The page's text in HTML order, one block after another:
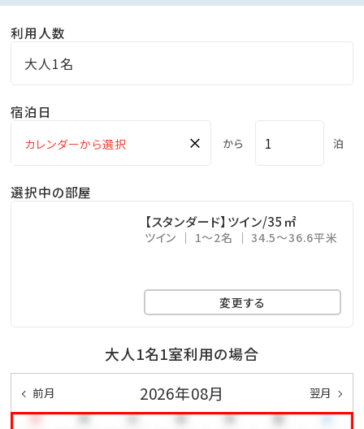
■食物アレルギーについて■
特定原材料28品目のアレルギーをお持ちのお客様は
「低アレルゲンメニュー」のご用意が可能です。ご希望の
※食材内容、調理方法等の対応は出来かねます。
※「低アレルゲンメニュー」のお申込みは2日前までとな
※特定原材料28品目以外のアレルギー、投薬やご懐妊
中の食材変更、苦手食材等のご対応は出来かねます。
種類豊富なバイキングをご用意。彩り豊かな和洋の旬菜
をお好きなだけお愉しみ下さい。
・基本ご利用時間 7：30～9：30（最終入場9：00）
利用人数
大人1名
宿泊日
× から 泊
選択中の部屋
【スタンダード】ツイン/35㎡
ツイン 1～2名 34.5～36.6平米
変更する
大人1名1室利用の場合
前月 2026年08月 翌月